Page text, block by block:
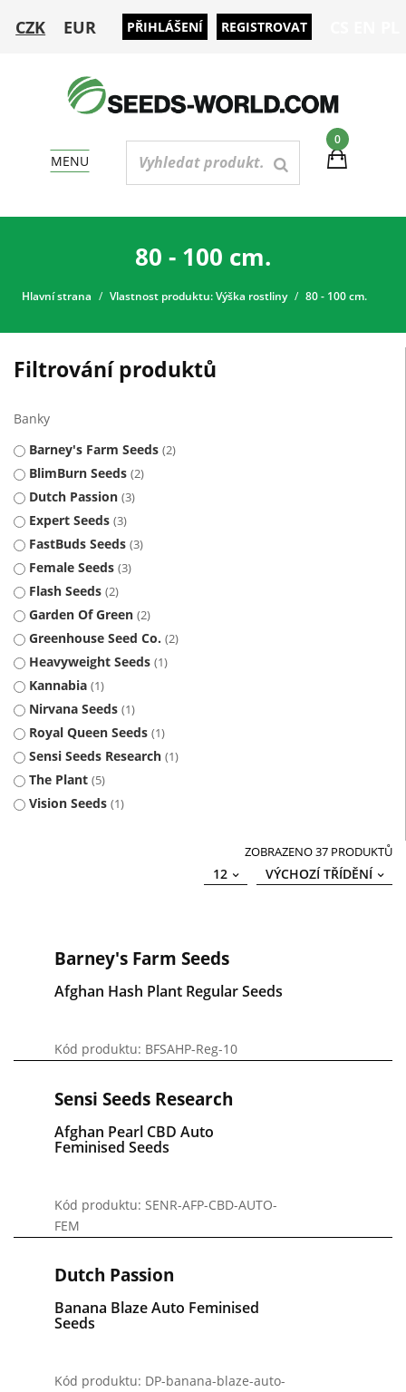
CZK EUR PŘIHLÁŠENÍ REGISTROVAT
0
MENU
80 - 100 cm.
Hlavní strana Vlastnost produktu: Výška rostliny 80 - 100 cm.
Filtrování produktů
Banky
Barney's Farm Seeds 2
BlimBurn Seeds 2
Dutch Passion 3
Expert Seeds 3
FastBuds Seeds 3
Female Seeds 3
Flash Seeds 2
Garden Of Green 2
Greenhouse Seed Co. 2
Heavyweight Seeds 1
Kannabia 1
Nirvana Seeds 1
Royal Queen Seeds 1
Sensi Seeds Research 1
The Plant 5
Vision Seeds 1
ZOBRAZENO 37 PRODUKTŮ
VÝCHOZÍ TŘÍDĚNÍ
12
Barney's Farm Seeds
Afghan Hash Plant Regular Seeds
Kód produktu: BFSAHP-Reg-10
Sensi Seeds Research
Afghan Pearl CBD Auto
Feminised Seeds
Kód produktu: SENR-AFP-CBD-AUTO-
FEM
Dutch Passion
Banana Blaze Auto Feminised
Seeds
Kód produktu: DP-banana-blaze-auto-